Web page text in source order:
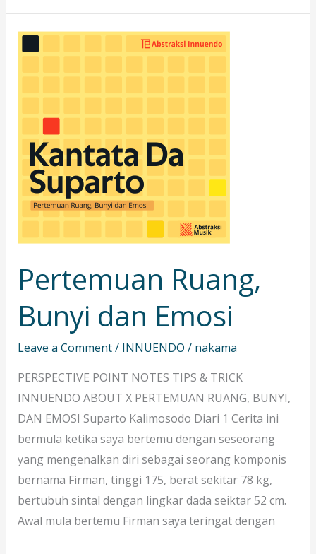
Pertemuan Ruang,
Bunyi dan Emosi
Leave a Comment/ INNUENDO / nakama
PERSPECTIVE POINT NOTES TIPS & TRICK
INNUENDO ABOUT X PERTEMUAN RUANG, BUNYI,
DAN EMOSI Suparto Kalimosodo Diari 1 Cerita ini
bermula ketika saya bertemu dengan seseorang
yang mengenalkan diri sebagai seorang komponis
bernama Firman, tinggi 175, berat sekitar 78 kg,
bertubuh sintal dengan lingkar dada seiktar 52 cm.
Awal mula bertemu Firman saya teringat dengan
Pertemuan
Emosi